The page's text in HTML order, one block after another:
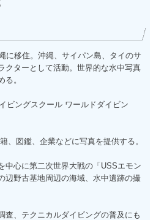
に移住。沖縄、サイパン島、タイのサ
クターとして活動。世界的な水中写真
。
ビングスクール ワールドダイビン
、図鑑、企業などに写真を提供する。
中心に第二次世界大戦の「USSエモン
辺野古基地周辺の海域、水中遺跡の撮
査、テクニカルダイビングの普及にも